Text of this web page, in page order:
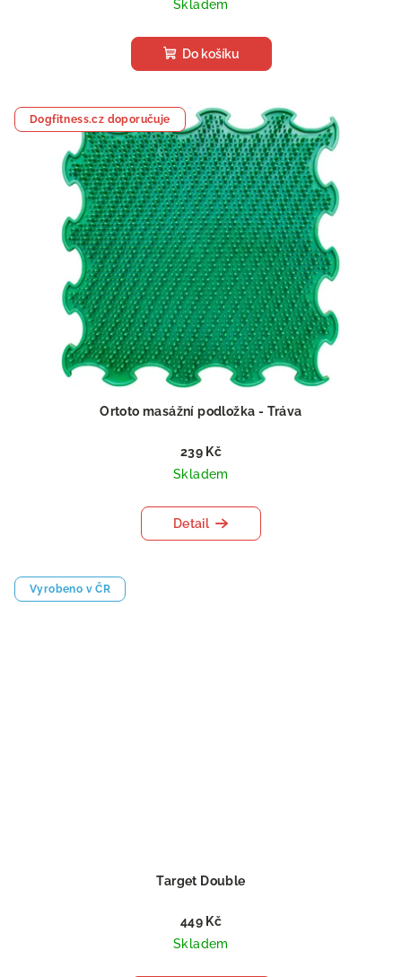
Skladem
Do košíku
Dogfitness.cz doporučuje
Ortoto masážní podložka - Tráva
239 Kč
Skladem
Detail
Vyrobeno v ČR
Target Double
449 Kč
Skladem